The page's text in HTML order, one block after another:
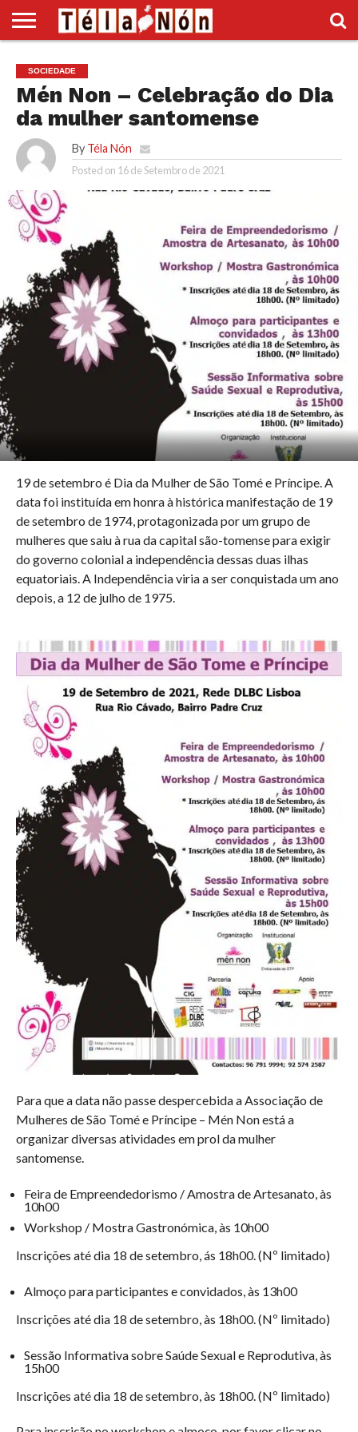
POLÍTICA
ECONOMIA
SOCIEDADE
CULTURA
DESPORTO
SUPLEMENTO
VÍDEOS
ANÚNCIOS
DIVERSOS
SOCIEDADE
Mén Non – Celebração do Dia
da mulher santomense
By Téla Nón
Posted on 16 de Setembro de 2021
19 de setembro é Dia da Mulher de São Tomé e Príncipe. A
data foi instituída em honra à histórica manifestação de 19
de setembro de 1974, protagonizada por um grupo de
mulheres que saiu à rua da capital são-tomense para exigir
do governo colonial a independência dessas duas ilhas
equatoriais. A Independência viria a ser conquistada um ano
depois, a 12 de julho de 1975.
Para que a data não passe despercebida a Associação de
Mulheres de São Tomé e Príncipe – Mén Non está a
organizar diversas atividades em prol da mulher
santomense.
Feira de Empreendedorismo / Amostra de Artesanato, às
10h00
Workshop / Mostra Gastronómica, às 10h00
Inscrições até dia 18 de setembro, ás 18h00. (Nº limitado)
Almoço para participantes e convidados, às 13h00
Inscrições até dia 18 de setembro, às 18h00. (Nº limitado)
Sessão Informativa sobre Saúde Sexual e Reprodutiva, às
15h00
Inscrições até dia 18 de setembro, às 18h00. (Nº limitado)